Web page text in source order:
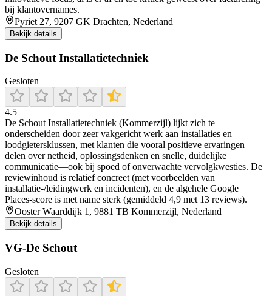
bij klantovernames.
Pyriet 27, 9207 GK Drachten, Nederland
Bekijk details
De Schout Installatietechniek
Gesloten
4.5
De Schout Installatietechniek (Kommerzijl) lijkt zich te
onderscheiden door zeer vakgericht werk aan installaties en
loodgietersklussen, met klanten die vooral positieve ervaringen
delen over netheid, oplossingsdenken en snelle, duidelijke
communicatie—ook bij spoed of onverwachte vervolgkwesties. De
reviewinhoud is relatief concreet (met voorbeelden van
installatie-/leidingwerk en incidenten), en de algehele Google
Places-score is met name sterk (gemiddeld 4,9 met 13 reviews).
Ooster Waarddijk 1, 9881 TB Kommerzijl, Nederland
Bekijk details
VG-De Schout
Gesloten